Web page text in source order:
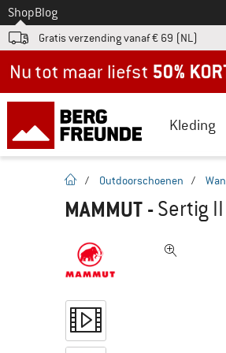
Naar
ShopBlog
Gratis verzending vanaf € 69 (NL)
Kleding
Startpagina
/ Outdoorschoenen /
MAMMUT -Sertig